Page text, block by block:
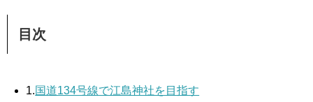
目次
1.国道134号線で江島神社を目指す